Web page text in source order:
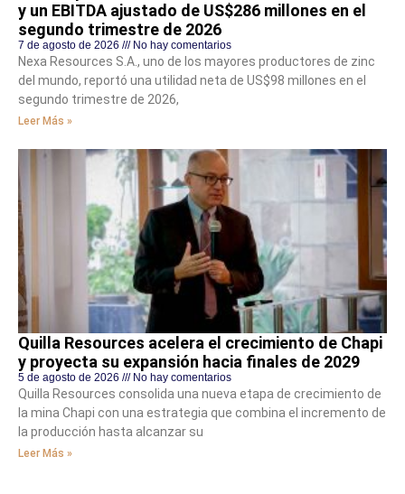
y un EBITDA ajustado de US$286 millones en el
segundo trimestre de 2026
7 de agosto de 2026 No hay comentarios
Nexa Resources S.A., uno de los mayores productores de zinc
del mundo, reportó una utilidad neta de US$98 millones en el
segundo trimestre de 2026,
Leer Más »
Quilla Resources acelera el crecimiento de Chapi
y proyecta su expansión hacia finales de 2029
5 de agosto de 2026 No hay comentarios
Quilla Resources consolida una nueva etapa de crecimiento de
la mina Chapi con una estrategia que combina el incremento de
la producción hasta alcanzar su
Leer Más »